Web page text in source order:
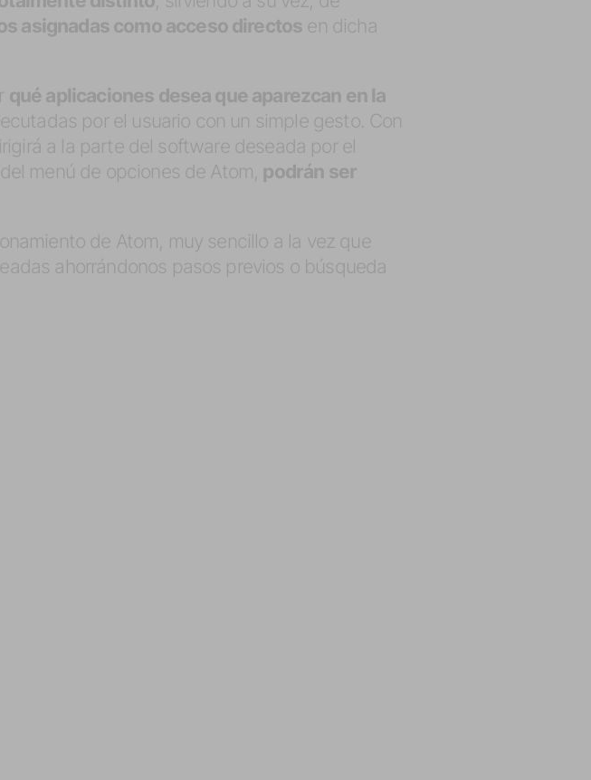
asignadas como acceso directos en dicha
qué aplicaciones desea que aparezcan en la
por el usuario con un simple gesto. Con
a la parte del software deseada por el
menú de opciones de Atom, podrán ser
de Atom, muy sencillo a la vez que
ahorrándonos pasos previos o búsqueda